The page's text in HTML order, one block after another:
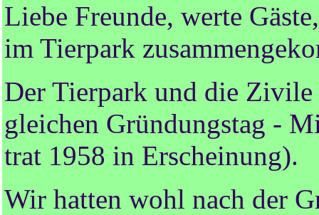
Liebe Freunde, werte
im Tierpark
Der Tierpark und die
gleichen Gründungstag -
trat 1958 in Erscheinung).
Wir hatten wohl nach der